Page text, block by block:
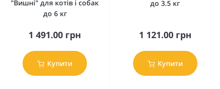
"Вишні" для котів і собак
до 6 кг
1 491.00 грн
Купити
до 3.5 кг
1 121.00 грн
Купити